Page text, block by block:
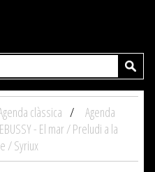
clàssica
Agenda
- El mar / Preludi a la
/ Syriux